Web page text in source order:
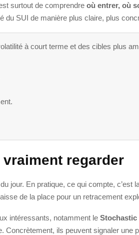
surtout de comprendre où entrer, où
du SUI de manière plus claire, plus
à court terme et des cibles plus
vraiment regarder
jour. En pratique, ce qui compte, c’est
de la place pour un retracement
intéressants, notamment le Stochastic
ils peuvent signaler une